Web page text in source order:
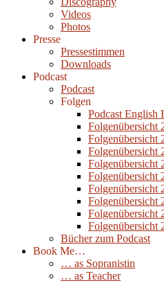
Videos
Photos
Presse
Pressestimmen
Downloads
Podcast
Podcast
Folgen
Podcast English
Folgenübersicht
Folgenübersicht
Folgenübersicht
Folgenübersicht
Folgenübersicht
Folgenübersicht
Folgenübersicht
Folgenübersicht
Folgenübersicht
Bücher zum Podcast
Book Me…
… as Sopranistin
… as Teacher